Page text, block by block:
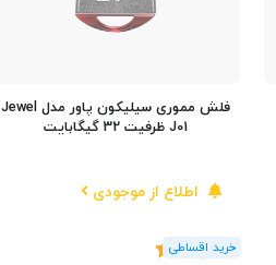
فلش مموری سیلیکون پاور مدل Jewel
J01 ظرفیت 32 گیگابایت
اطلاع از موجودی
(2 رای)
5